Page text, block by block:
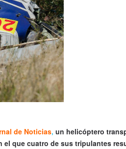
de Noticias, un helicóptero
que cuatro de sus tripulantes